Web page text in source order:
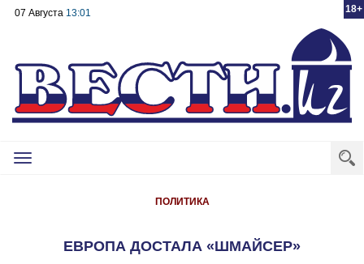
18+
07 Августа 13:01
Toggle
ПОЛИТИКА
ЕВРОПА ДОСТАЛА «ШМАЙСЕР»